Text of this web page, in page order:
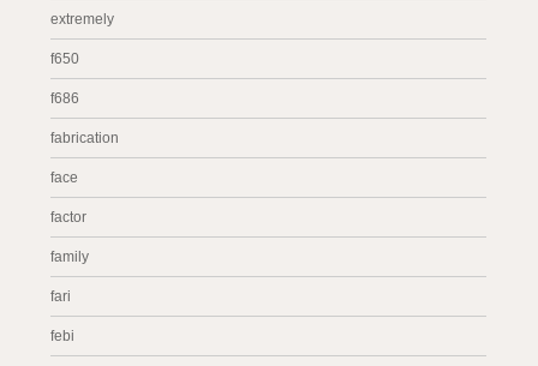
extremely
f650
f686
fabrication
face
factor
family
fari
febi